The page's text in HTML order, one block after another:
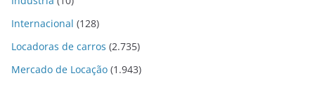
Internacional (128)
Locadoras de carros (2.735)
Mercado de Locação (1.943)